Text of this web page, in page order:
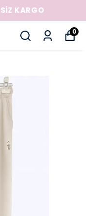
KARGO
0